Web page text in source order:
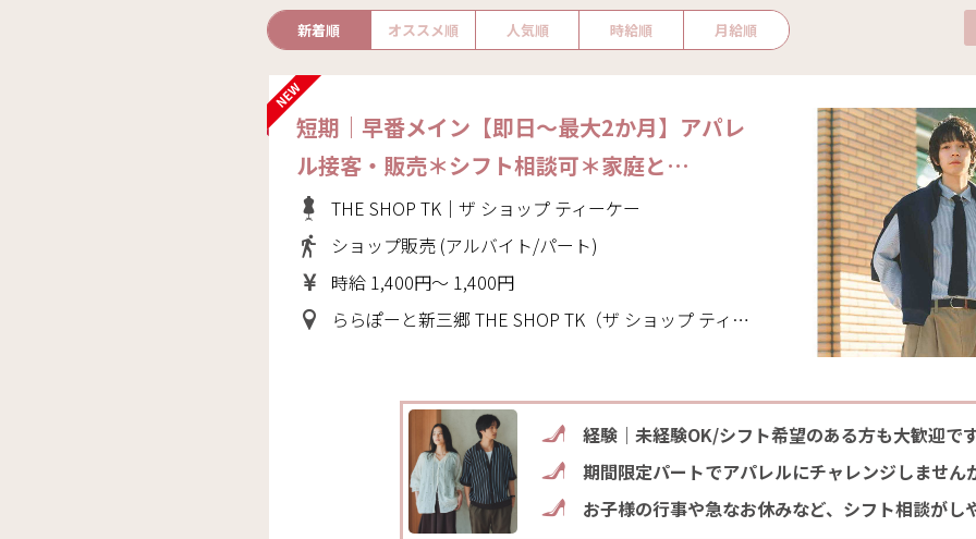
新着順 オススメ順 人気順 時給順 月給順
短期｜早番メイン【即日～最大2か月】アパレ
ル接客・販売＊シフト相談可＊家庭と…
THE SHOP TK｜ザ ショップ ティーケー
ショップ販売 (アルバイト/パート)
時給 1,400円～ 1,400円
ららぽーと新三郷 THE SHOP TK（ザ ショップ ティーケー）(埼玉県 三郷市)
経験｜未経験OK/シフト希望のある方も大歓迎で
期間限定パートでアパレルにチャレンジしません
お子様の行事や急なお休みなど、シフト相談がし